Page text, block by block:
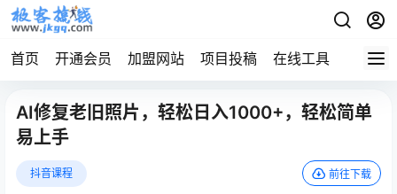
首页 开通会员 加盟网站 项目投稿 在线工具 地址发
AI修复老旧照片，轻松日入1000+，轻松简单
易上手
抖音课程 前往下载